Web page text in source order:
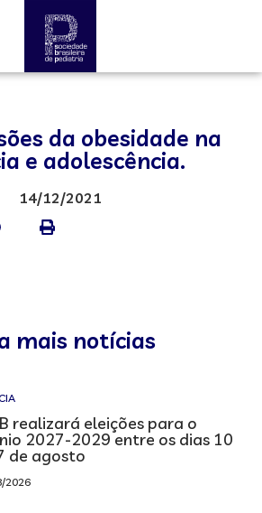
da obesidade na
e adolescência.
14/12/2021
mais notícias
realizará eleições para o
2027-2029 entre os dias 10
de agosto
2026